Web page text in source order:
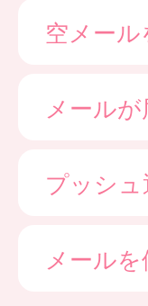
空メー
メール
プッシ
メール